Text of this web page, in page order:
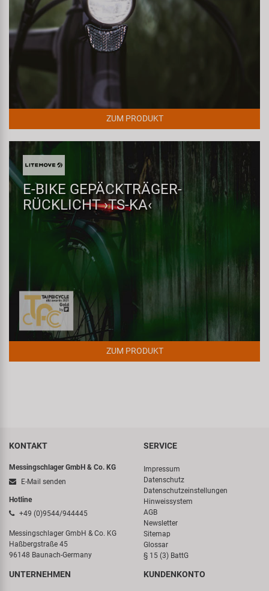
ZUM PRODUKT
E-BIKE GEPÄCKTRÄGER-
RÜCKLICHT ›TS-KA‹
ZUM PRODUKT
KONTAKT
Messingschlager GmbH & Co. KG
E-Mail senden
Hotline
+49 (0)9544/944445
Messingschlager GmbH & Co. KG
Haßbergstraße 45
96148 Baunach-Germany
SERVICE
Impressum
Datenschutz
Datenschutzeinstellungen
Hinweissystem
AGB
Newsletter
Sitemap
Glossar
§ 15 (3) BattG
UNTERNEHMEN KUNDENKONTO